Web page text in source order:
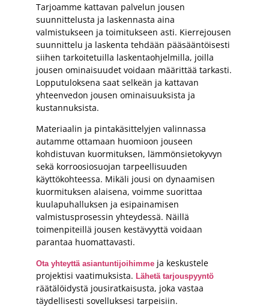
Tarjoamme kattavan palvelun jousen
suunnittelusta ja laskennasta aina
valmistukseen ja toimitukseen asti. Kierrejousen
suunnittelu ja laskenta tehdään pääsääntöisesti
siihen tarkoitetuilla laskentaohjelmilla, joilla
jousen ominaisuudet voidaan määrittää tarkasti.
Lopputuloksena saat selkeän ja kattavan
yhteenvedon jousen ominaisuuksista ja
kustannuksista.
Materiaalin ja pintakäsittelyjen valinnassa
autamme ottamaan huomioon jouseen
kohdistuvan kuormituksen, lämmönsietokyvyn
sekä korroosiosuojan tarpeellisuuden
käyttökohteessa. Mikäli jousi on dynaamisen
kuormituksen alaisena, voimme suorittaa
kuulapuhalluksen ja esipainamisen
valmistusprosessin yhteydessä. Näillä
toimenpiteillä jousen kestävyyttä voidaan
parantaa huomattavasti.
Ota yhteyttä asiantuntijoihimme ja keskustele
projektisi vaatimuksista. Lähetä tarjouspyyntö
räätälöidystä jousiratkaisusta, joka vastaa
täydellisesti sovelluksesi tarpeisiin.